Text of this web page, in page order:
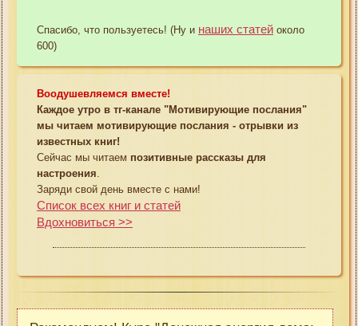
Спасибо, что пользуетесь! (Ну и наших статей около
600)
Воодушевляемся вместе!
Каждое утро в тг-канале "Мотивирующие послания"
мы читаем мотивирующие послания - отрывки из
известных книг!
Сейчас мы читаем позитивные рассказы для
настроения
Заряди свой день вместе с нами!
Список всех книг и статей
Вдохновиться >>